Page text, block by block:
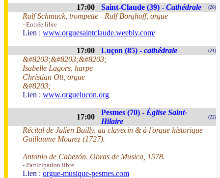
17:00 Saint-Claude (39) - Cathédrale (20)
Ralf Schmuck, trompette - Ralf Borghoff, orgue
- Entrée libre
Lien : www.orguesaintclaude.weebly.com/
17:00 Luçon (85) - cathédrale (21)
&#8203;&#8203;&#8203;
Isabelle Lagors, harpe
Christian Ott, orgue
&#8203;
Lien : www.orguelucon.org
17:00
Pesmes (70) - Église Saint-
Hilaire
(22)
Récital de Julien Bailly, au clavecin & à l'orgue historique
Guillaume Mourez (1727).
Antonio de Cabezón. Obras de Musica, 1578.
- Participation libre
Lien : orgue-musique-pesmes.com